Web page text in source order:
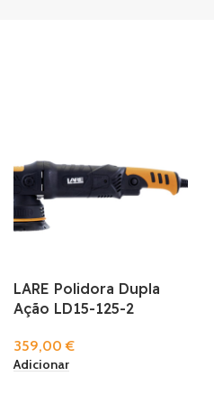
LARE Polidora Dupla
Ação LD15-125-2
359,00€
Adicionar